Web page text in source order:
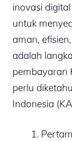
inovasi
untuk
aman,
adalah
pembayaran
perlu
Indonesia